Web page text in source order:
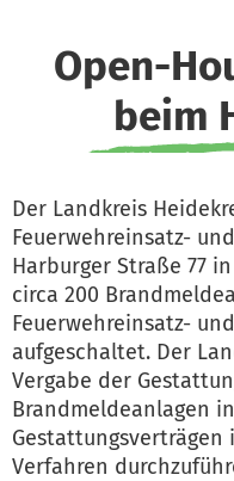
Open-
beim
Der Landkreis
Feuerwehreinsatz-
Harburger Straße 77
circa 200
Feuerwehreinsatz-
aufgeschaltet. Der
Vergabe der
Brandmeldeanlagen
Gestattungsverträgen
Verfahren